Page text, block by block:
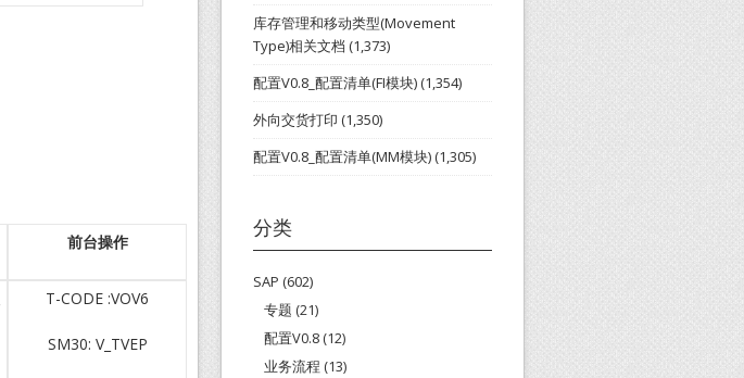
前台操作
T-CODE :VOV6
SM30: V_TVEP
库存管理和移动类型(Movement
Type)相关文档 (1,373)
配置V0.8_配置清单(FI模块)(1,354)
外向交货打印 (1,350)
配置V0.8_配置清单(MM模块)(1,305)
分类
SAP (602)
专题 (21)
配置V0.8 (12)
业务流程 (13)